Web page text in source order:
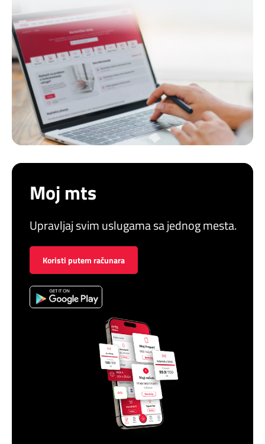
Moj mts
Upravljaj svim uslugama sa jednog mesta.
Koristi putem računara